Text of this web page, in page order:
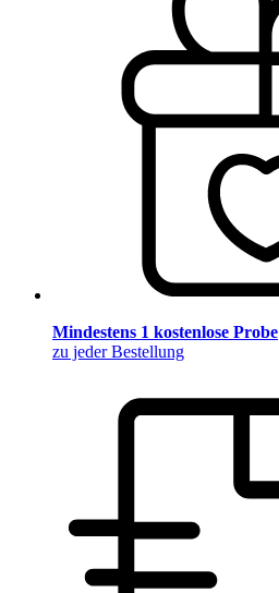
Mindestens 1 kostenlose Probe
zu jeder Bestellung